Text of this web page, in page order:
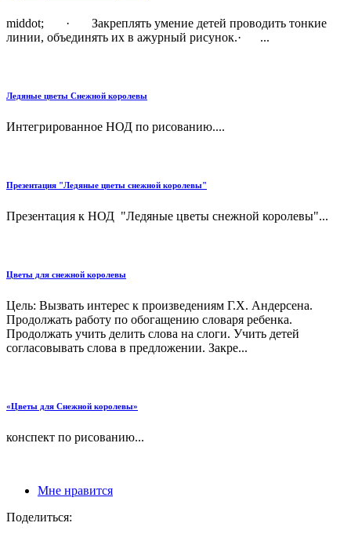
middot; · Закреплять умение детей проводить тонкие
линии, объединять их в ажурный рисунок.· ...
Ледяные цветы Снежной королевы
Интегрированное НОД по рисованию....
Презентация "Ледяные цветы снежной королевы"
Презентация к НОД "Ледяные цветы снежной королевы"...
Цветы для снежной королевы
Цель: Вызвать интерес к произведениям Г.Х. Андерсена.
Продолжать работу по обогащению словаря ребенка.
Продолжать учить делить слова на слоги. Учить детей
согласовывать слова в предложении. Закре...
«Цветы для Снежной королевы»
конспект по рисованию...
Мне нравится
Поделиться: